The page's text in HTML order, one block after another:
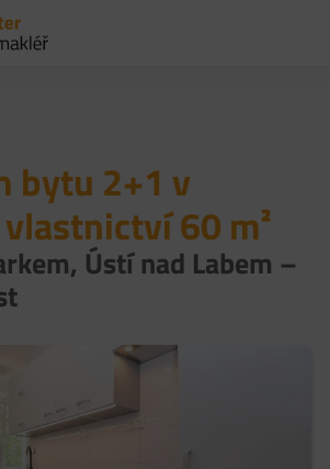
bytu 2+1 v
60 m²
Ústí nad Labem –